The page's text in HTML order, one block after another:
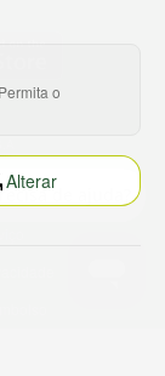
o
Alterar